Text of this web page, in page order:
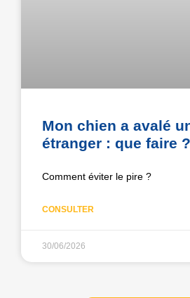
Mon chien a avalé
étranger : que faire ?
Comment éviter le pire ?
CONSULTER
30/06/2026